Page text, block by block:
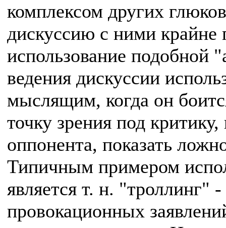
комплексом других
дискуссию с ними
использование подобной
ведения дискуссии
мыслящим, когда он
точку зрения под
оппонента, показать
Типичным примером
является т. н. "троллинг"
провокационных